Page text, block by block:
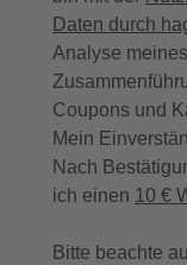
Daten durch
Analyse
Coupons und
Mein
Nach
ich einen 10 €
Bitte beachte